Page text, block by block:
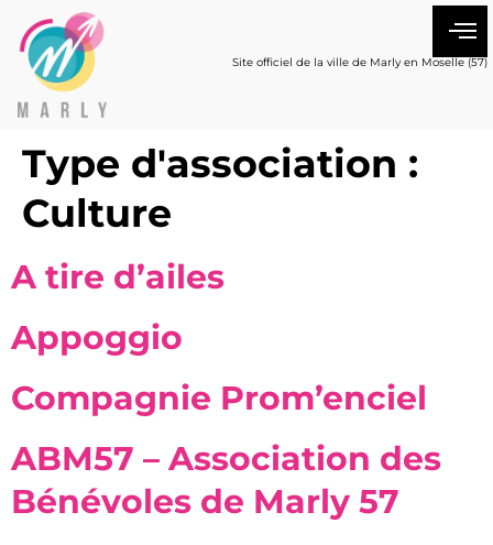
Site officiel de la ville de Marly en Moselle (57)
Type d'association :
Culture
A tire d’ailes
Appoggio
Compagnie Prom’enciel
ABM57 – Association des
Bénévoles de Marly 57